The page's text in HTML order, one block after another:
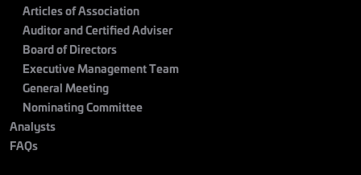
Articles of Association
Auditor and Certified Adviser
Board of Directors
Executive Management Team
General Meeting
Nominating Committee
Analysts
FAQs